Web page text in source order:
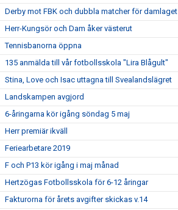
Derby mot FBK och dubbla matcher för damlaget
Herr-Kungsör och Dam åker västerut
Tennisbanorna öppna
135 anmälda till vår fotbollsskola "Lira Blågult"
Stina, Love och Isac uttagna till Svealandslägret
Landskampen avgjord
6-åringarna kör igång söndag 5 maj
Herr premiär ikväll
Feriearbetare 2019
F och P13 kör igång i maj månad
Hertzögas Fotbollsskola för 6-12 åringar
Fakturorna för årets avgifter skickas v.14